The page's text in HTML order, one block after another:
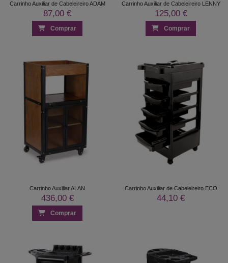
Carrinho Auxiliar de Cabeleireiro ADAM
87,00 €
Comprar
Carrinho Auxiliar de Cabeleireiro LENNY
125,00 €
Comprar
Carrinho Auxiliar ALAN
436,00 €
Comprar
Carrinho Auxiliar de Cabeleireiro ECO
44,10 €